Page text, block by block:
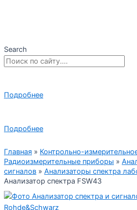
Search
Подробнее
Подробнее
Главная » Контрольно-
Радиоизмерительные приборы »
сигналов » Анализаторы спектра
Анализатор спектра FSW43